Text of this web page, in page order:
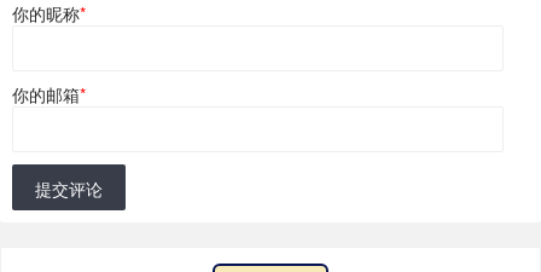
你的昵称*
你的邮箱*
提交评论